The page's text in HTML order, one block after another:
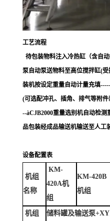
工艺流程
待包装物料注入冷热缸（含自动
泵自动泵送物料至高位搅拌缸(
装机按设定重量自动计量充填
(可选配冲孔、插角、排气等附
--àCJB2000重量选别机自动检
品包装经成品输送机输送至人工
设备配置表
机组
名称
KM-
420A机
组
KM-420B
机组
机组
储料罐及输送泵